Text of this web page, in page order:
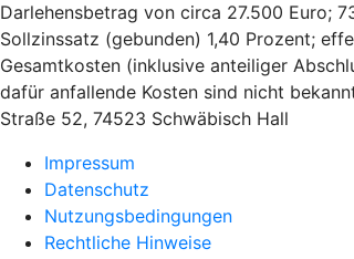
Darlehensbetrag von circa 27.500 Euro;
Sollzinssatz (gebunden) 1,40 Prozent;
Gesamtkosten (inklusive anteiliger
dafür anfallende Kosten sind nicht
Straße 52, 74523 Schwäbisch Hall
Impressum
Datenschutz
Nutzungsbedingungen
Rechtliche Hinweise